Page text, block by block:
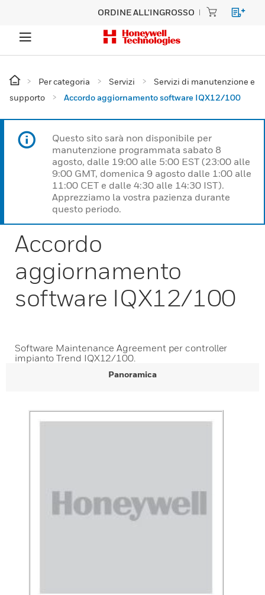
ORDINE ALL'INGROSSO
Per categoria Servizi
Servizi di manutenzione e
supporto
Accordo aggiornamento software IQX12/100
Questo sito sarà non disponibile per
manutenzione programmata sabato 8
agosto, dalle 19:00 alle 5:00 EST (23:00 alle
9:00 GMT, domenica 9 agosto dalle 1:00 alle
11:00 CET e dalle 4:30 alle 14:30 IST).
Apprezziamo la vostra pazienza durante
questo periodo.
Accordo
aggiornamento
software IQX12/100
Software Maintenance Agreement per controller
impianto Trend IQX12/100.
Panoramica